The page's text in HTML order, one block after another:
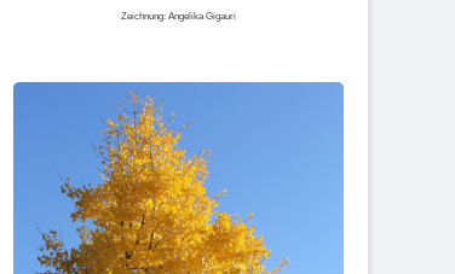
Zeichnung: Angelika Gigauri